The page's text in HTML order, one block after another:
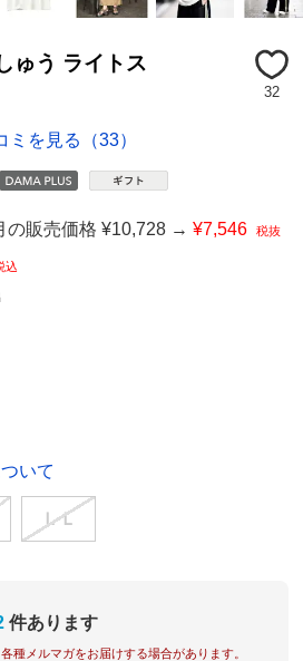
ゅう ライトス
32
ミを見る（33）
の販売価格 ¥10,728 →¥7,546 税抜
込
いて
ＬＬ
件あります
種メルマガをお届けする場合があります。